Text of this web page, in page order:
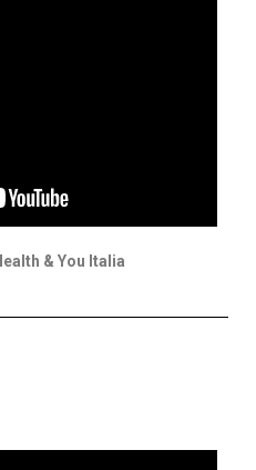
& You Italia